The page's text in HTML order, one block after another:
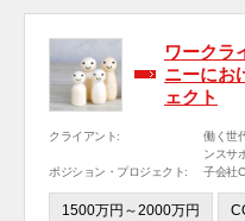
ワークラ
ニーにお
ェクト
クライアント:
働く世
ンスサ
ポジション・プロジェクト:
子会社
1500万円～2000万円